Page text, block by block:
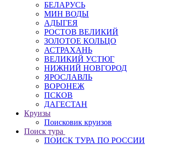
БЕЛАРУСЬ
МИН ВОДЫ
АДЫГЕЯ
РОСТОВ ВЕЛИКИЙ
ЗОЛОТОЕ КОЛЬЦО
АСТРАХАНЬ
ВЕЛИКИЙ УСТЮГ
НИЖНИЙ НОВГОРОД
ЯРОСЛАВЛЬ
ВОРОНЕЖ
ПСКОВ
ДАГЕСТАН
Круизы
Поисковик круизов
Поиск тура
ПОИСК ТУРА ПО РОССИИ